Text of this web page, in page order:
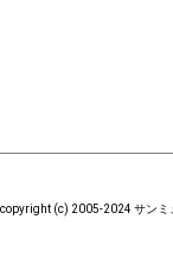
copyright (c) 2005-2024 サンミ